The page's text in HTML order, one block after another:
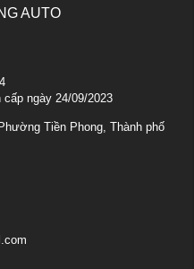
AUTO
ngày 24/09/2023
Tiền Phong, Thành phố